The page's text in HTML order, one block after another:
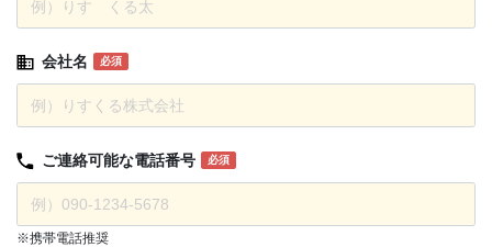
会社名 必須
ご連絡可能な電話番号 必須
※携帯電話推奨